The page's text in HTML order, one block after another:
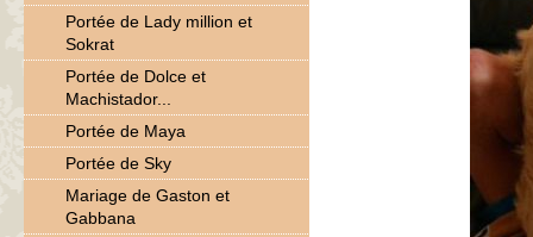
Portée de Lady million et
Sokrat
Portée de Dolce et
Machistador...
Portée de Maya
Portée de Sky
Mariage de Gaston et
Gabbana